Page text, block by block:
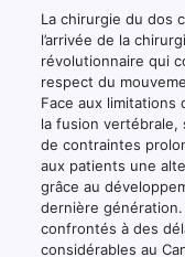
La chirurgie du dos
l’arrivée de la
révolutionnaire qui
respect du
Face aux limitations
la fusion vertébrale,
de contraintes
aux patients une
grâce au
dernière
confrontés à des
considérables au